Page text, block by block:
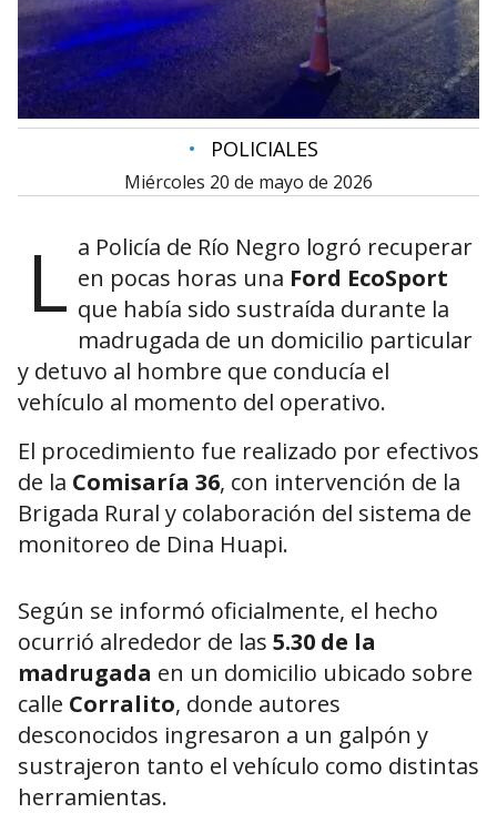
• POLICIALES
miércoles 20 de mayo de 2026
L a Policía de Río Negro logró recuperar
en pocas horas una Ford EcoSport
que había sido sustraída durante la
madrugada de un domicilio particular
y detuvo al hombre que conducía el
vehículo al momento del operativo.
El procedimiento fue realizado por efectivos
de la Comisaría 36, con intervención de la
Brigada Rural y colaboración del sistema de
monitoreo de Dina Huapi.
Según se informó oficialmente, el hecho
ocurrió alrededor de las 5.30 de la
madrugada en un domicilio ubicado sobre
calle Corralito, donde autores
desconocidos ingresaron a un galpón y
sustrajeron tanto el vehículo como distintas
herramientas.